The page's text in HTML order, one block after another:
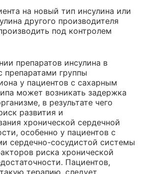
на новый тип инсулина или
другого производителя
под контролем
препаратов инсулина в
препаратами группы
у пациентов с сахарным
может возникать задержка
в результате чего
развития и
хронической сердечной
особенно у пациентов с
сердечно-сосудистой системы
риска хронической
Пациентов,